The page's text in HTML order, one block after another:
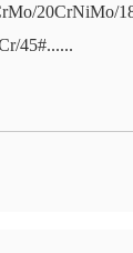
20CrNiMo/
45#......